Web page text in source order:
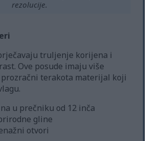
rezolucije.
truljenje korijena i
Ove posude imaju više
terakota materijal koji
u prečniku od 12 inča
gline
otvori